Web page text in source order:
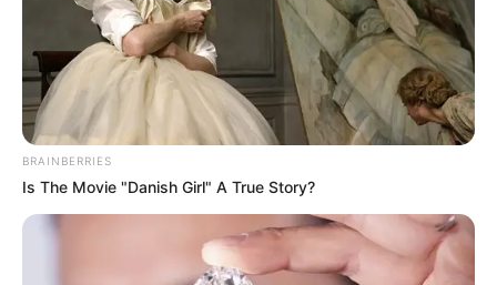
Alcaldía de Chía
Estudiantes de Chía, bajo vigilancia especial nueva
estrategia en colegios
Por:
Cristhiam Martínez
Agosto 19, 2025
BRAINBERRIES
Is The Movie "Danish Girl" A True Story?